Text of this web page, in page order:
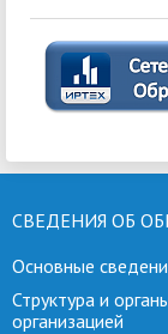
СВЕДЕНИЯ ОБ
Основные
Структура и
организацией